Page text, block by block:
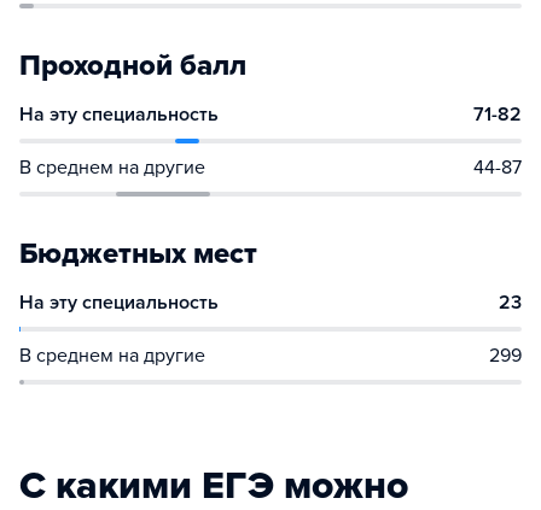
Проходной балл
На эту специальность 71-82
В среднем на другие 44-87
Бюджетных мест
На эту специальность 23
В среднем на другие 299
С какими ЕГЭ можно